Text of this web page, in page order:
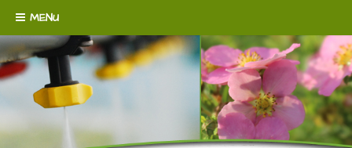
MENU
Skip to content
BAUMSCHULE
BROERMANN
WENN´S UM BODENDECKER GEHT!